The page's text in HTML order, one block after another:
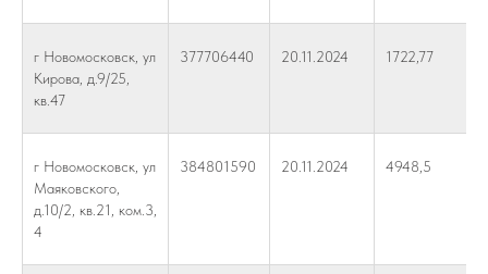
г Новомосковск, ул
Кирова, д.9/25,
кв.47
377706440 20.11.2024 1722,77
г Новомосковск, ул
Маяковского,
д.10/2, кв.21, ком.3,
4
384801590 20.11.2024 4948,5